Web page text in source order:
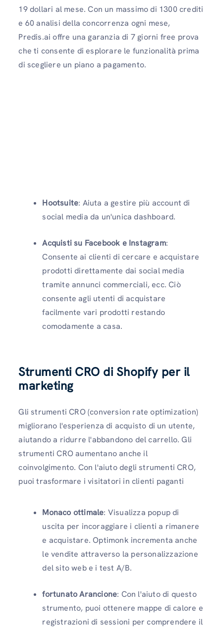
19 dollari al mese. Con un massimo di 1300 crediti
e 60 analisi della concorrenza ogni mese,
Predis.ai offre una garanzia di 7 giorni free prova
che ti consente di esplorare le funzionalità prima
di scegliere un piano a pagamento.
Hootsuite: Aiuta a gestire più account di
social media da un'unica dashboard.
Acquisti su Facebook e Instagram:
Consente ai clienti di cercare e acquistare
prodotti direttamente dai social media
tramite annunci commerciali, ecc. Ciò
consente agli utenti di acquistare
facilmente vari prodotti restando
comodamente a casa.
Strumenti CRO di Shopify per il
marketing
Gli strumenti CRO (conversion rate optimization)
migliorano l'esperienza di acquisto di un utente,
aiutando a ridurre l'abbandono del carrello. Gli
strumenti CRO aumentano anche il
coinvolgimento. Con l'aiuto degli strumenti CRO,
puoi trasformare i visitatori in clienti paganti
Monaco ottimale: Visualizza popup di
uscita per incoraggiare i clienti a rimanere
e acquistare. Optimonk incrementa anche
le vendite attraverso la personalizzazione
del sito web e i test A/B.
fortunato Arancione: Con l'aiuto di questo
strumento, puoi ottenere mappe di calore e
registrazioni di sessioni per comprendere il